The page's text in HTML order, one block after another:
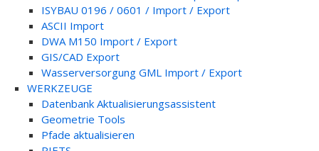
ISYBAU 0196 / 0601 / Import / Export
ASCII Import
DWA M150 Import / Export
GIS/CAD Export
Wasserversorgung GML Import / Export
WERKZEUGE
Datenbank Aktualisierungsassistent
Geometrie Tools
Pfade aktualisieren